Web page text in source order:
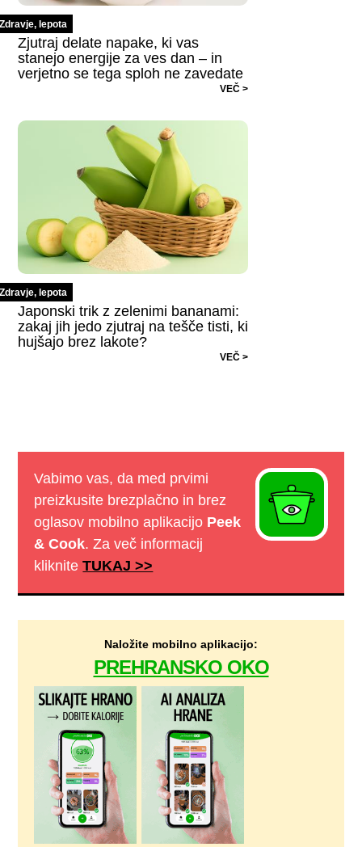
Zdravje, lepota
Zjutraj delate napake, ki vas
stanejo energije za ves dan – in
verjetno se tega sploh ne zavedate
VEČ >
Zdravje, lepota
Japonski trik z zelenimi bananami:
zakaj jih jedo zjutraj na tešče tisti, ki
hujšajo brez lakote?
VEČ >
Vabimo vas, da med prvimi
preizkusite brezplačno in brez
oglasov mobilno aplikacijo Peek
& Cook. Za več informacij
klikniteTUKAJ >>
Naložite mobilno aplikacijo:
PREHRANSKO OKO